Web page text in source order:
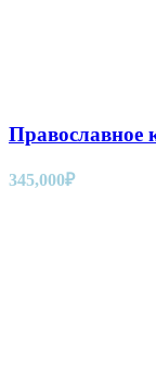
Православное
345,000₽